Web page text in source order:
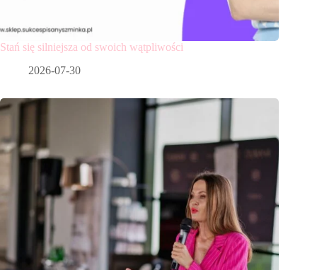
Stań się silniejsza od swoich wątpliwości
2026-07-30